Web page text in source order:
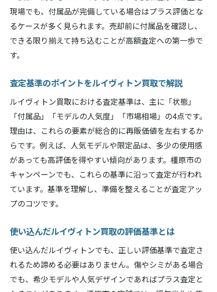
現場でも、付属品が完備している場合はプラス評価とな
るケースが多く見られます。売却前に付属品を確認し、
できる限り揃えて持ち込むことが高額査定への第一歩で
す。
査定基準のポイントをルイヴィトン買取で解説
ルイヴィトン買取における査定基準は、主に「状態」
「付属品」「モデルの人気度」「市場相場」の4点です。
理由は、これらの要素が総合的に再販価値を左右するか
らです。例えば、人気モデルや限定品は、多少の使用感
があっても高評価を得やすい傾向があります。橿原市の
キャンペーンでも、これらの基準に沿って査定が行われ
ています。基準を理解し、準備を整えることが査定アッ
プのコツです。
使い込んだルイヴィトン買取の評価基準とは
使い込んだルイヴィトンでも、正しい評価基準で査定さ
れるため諦める必要はありません。傷やシミがある場合
でも、希少モデルや人気デザインであればプラス査定と